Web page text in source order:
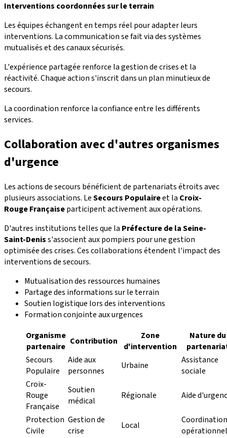
Interventions coordonnées sur le terrain
Les équipes échangent en temps réel pour adapter leurs
interventions. La communication se fait via des systèmes
mutualisés et des canaux sécurisés.
L'expérience partagée renforce la gestion de crises et la
réactivité. Chaque action s'inscrit dans un plan minutieux de
secours.
La coordination renforce la confiance entre les différents
services.
Collaboration avec d'autres organismes
d'urgence
Les actions de secours bénéficient de partenariats étroits avec
plusieurs associations. LeSecours Populaireet la Croix-
Rouge Françaiseparticipent activement aux opérations.
D'autres institutions telles que la Préfecture de la Seine-
Saint-Deniss'associent aux pompiers pour une gestion
optimisée des crises. Ces collaborations étendent l'impact des
interventions de secours.
Mutualisation des ressources humaines
Partage des informations sur le terrain
Soutien logistique lors des interventions
Formation conjointe aux urgences
Organisme
partenaire Contribution
Zone
d'intervention
Nature du
Secours
Populaire
Aide aux
personnes
Urbaine
Assistance
sociale
Croix-
Rouge
Française
Soutien
médical
Régionale Aide
Protection
Civile
Gestion de
crise
Local
Coordination